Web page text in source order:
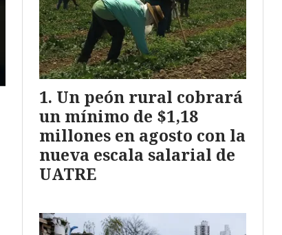
Un peón rural cobrará
un mínimo de $1,18
millones en agosto con la
nueva escala salarial de
UATRE